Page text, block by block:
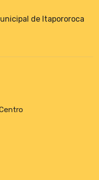
de Itapororoca